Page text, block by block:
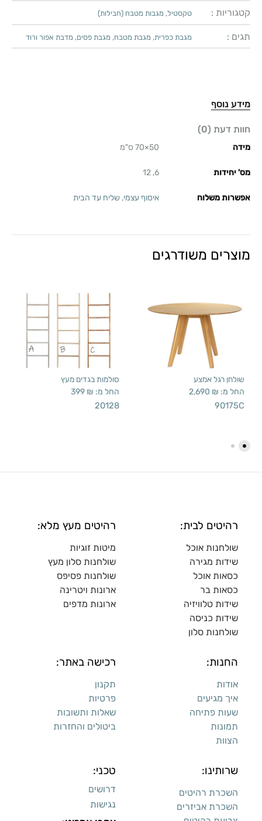
קטגוריות : טקסטיל, מגבות מטבח (חבילות)
תגים : מגבת כפרית, מגבת מטבח, מגבת פסים, מדבת אפור ורוד
מידע נוסף
חוות דעת (0)
מידה 50×70 ס"מ
מס' יחידות 6, 12
אפשרות משלוח איסוף עצמי, שליח עד הבית
מוצרים משודרגים
שולחן רגל אמצע
החל מ: 2,690 ₪
90175C
סולמות בגדים מעץ
החל מ: 399 ₪
20128
רהיטים לבית:
שולחנות אוכל
שידות מגירה
כסאות אוכל
כסאות בר
שידות טלוויזיה
שידות כניסה
שולחנות סלון
רהיטים מעץ מלא:
מיטות זוגיות
שולחנות סלון מעץ
שולחנות פסיפס
ארונות ויטרינה
ארונות מדפים
החנות:
אודות
איך מגיעים
שעות פתיחה
תמונות
הצוות
רכישה באתר:
תקנון
פרטיות
שאלות ותשובות
ביטולים והחזרות
שרותינו:
השכרת רהיטים
השכרת אביזרים
טכני:
דרושים
נגישות